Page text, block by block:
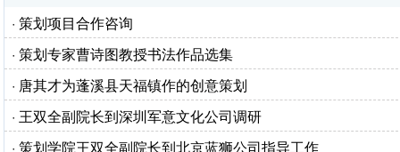
· 策划项目合作咨询
· 策划专家曹诗图教授书法作品选集
· 唐其才为蓬溪县天福镇作的创意策划
· 王双全副院长到深圳军意文化公司调研
· 策划学院王双全副院长到北京蓝狮公司指导工作